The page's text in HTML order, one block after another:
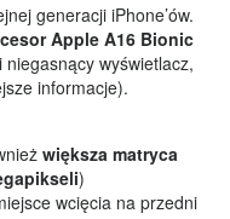
generacji iPhone’ów.
Apple A16 Bionic
niegasnący wyświetlacz,
informacje).
większa matryca
)
wcięcia na przedni